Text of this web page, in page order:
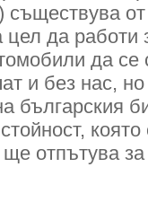
от
да работи
да
и без нас,
българския
отпътува